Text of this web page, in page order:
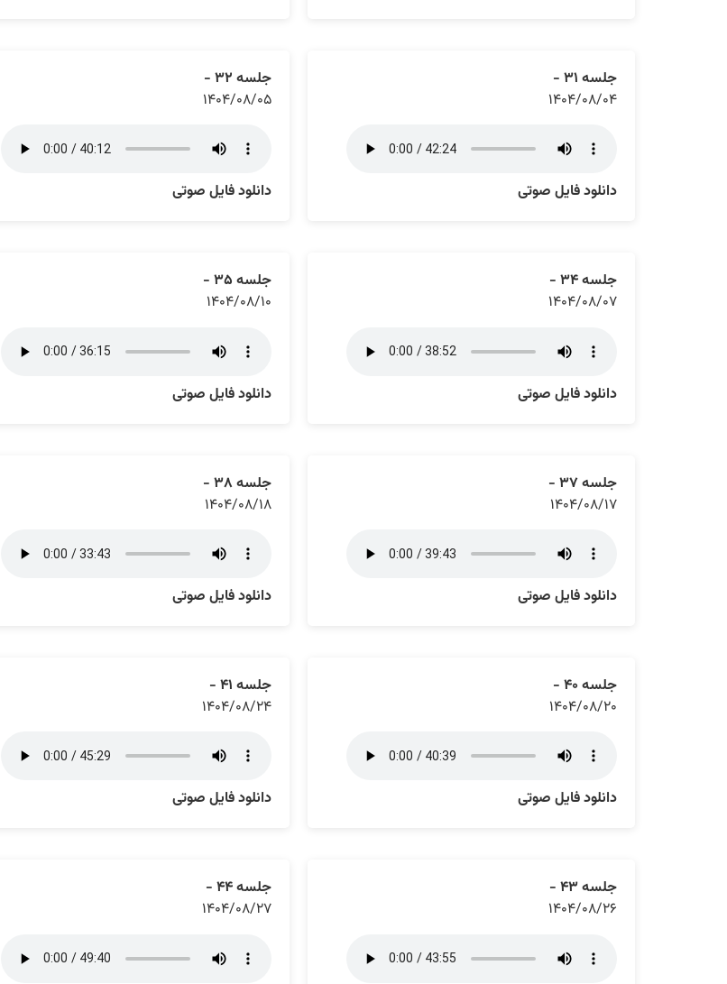
جلسه ۳۱ -
۱۴۰۴/۰۸/۰۴
دانلود فایل صوتی
جلسه ۳۲ -
۱۴۰۴/۰۸/۰۵
دانلود فایل صوتی
جلسه ۳۴ -
۱۴۰۴/۰۸/۰۷
دانلود فایل صوتی
جلسه ۳۵ -
۱۴۰۴/۰۸/۱۰
دانلود فایل صوتی
جلسه ۳۷ -
۱۴۰۴/۰۸/۱۷
دانلود فایل صوتی
جلسه ۳۸ -
۱۴۰۴/۰۸/۱۸
دانلود فایل صوتی
جلسه ۴۰ -
۱۴۰۴/۰۸/۲۰
دانلود فایل صوتی
جلسه ۴۱ -
۱۴۰۴/۰۸/۲۴
دانلود فایل صوتی
جلسه ۴۳ -
۱۴۰۴/۰۸/۲۶
جلسه ۴۴ -
۱۴۰۴/۰۸/۲۷